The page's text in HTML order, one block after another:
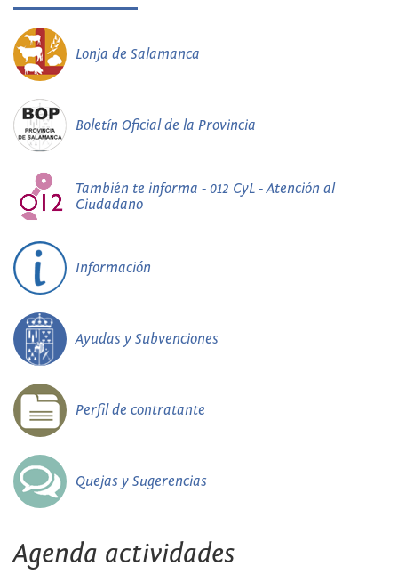
Lonja de Salamanca
Boletín Oficial de la Provincia
También te informa - 012 CyL - Atención al
Ciudadano
Información
Ayudas y Subvenciones
Perfil de contratante
Quejas y Sugerencias
Agenda actividades